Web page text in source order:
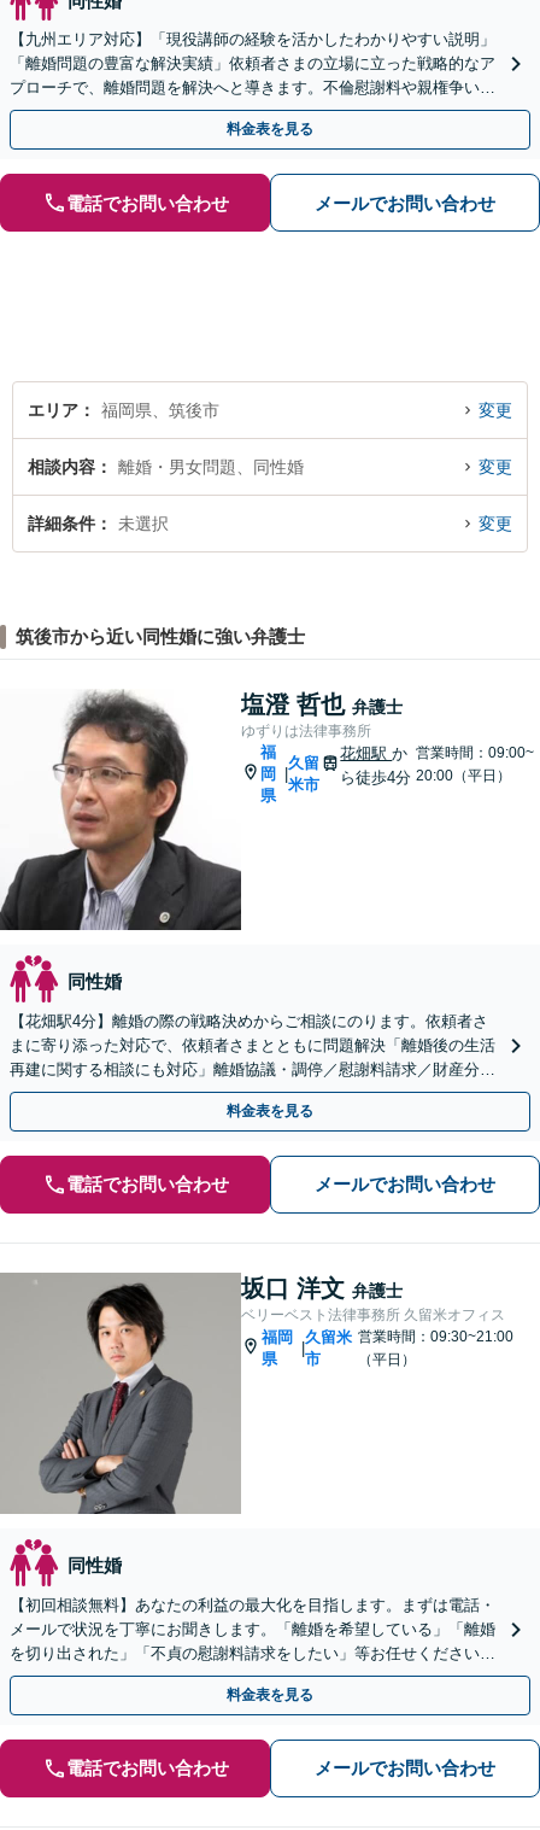
【九州エリア対応】「現役講師の経験を活かしたわかりやすい説明」
「離婚問題の豊富な解決実績」依頼者さまの立場に立った戦略的なア
プローチで、離婚問題を解決へと導きます。不倫慰謝料や親権争い、
高額所得者の財産分与など、何でもご相談ください。
料金表を見る
電話でお問い合わせ メールでお問い合わせ
エリア 福岡県、筑後市 変更
相談内容 離婚・男女問題、同性婚 変更
詳細条件 未選択 変更
筑後市から近い同性婚に強い弁護士
塩澄 哲也 弁護士
ゆずりは法律事務所
福
岡
県
|
久留
米市
花畑駅か
ら徒歩4分
営業時間：09:00~
20:00（平日）
同性婚
【花畑駅4分】離婚の際の戦略決めからご相談にのります。依頼者さ
まに寄り添った対応で、依頼者さまとともに問題解決「離婚後の生活
再建に関する相談にも対応」離婚協議・調停／慰謝料請求／財産分与
／親権・養育費・面会交流／婚姻費用など【子連れ相談可】
料金表を見る
電話でお問い合わせ メールでお問い合わせ
坂口 洋文 弁護士
ベリーベスト法律事務所 久留米オフィス
福岡
県
|
久留米
市
営業時間：09:30~21:00
（平日）
同性婚
【初回相談無料】あなたの利益の最大化を目指します。まずは電話・
メールで状況を丁寧にお聞きします。「離婚を希望している」「離婚
を切り出された」「不貞の慰謝料請求をしたい」等お任せください。
【リーズナブルな料金設定】
料金表を見る
電話でお問い合わせ メールでお問い合わせ